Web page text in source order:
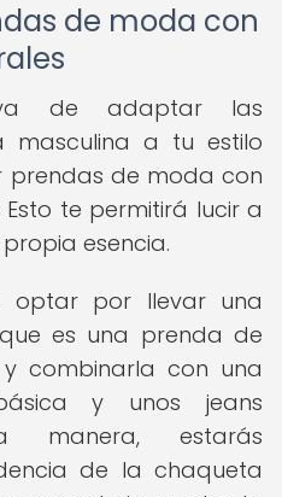
de moda con
de adaptar las
masculina a tu estilo
prendas de moda con
te permitirá lucir a
esencia.
optar por llevar una
es una prenda de
combinarla con una
y unos jeans
manera, estarás
de la chaqueta